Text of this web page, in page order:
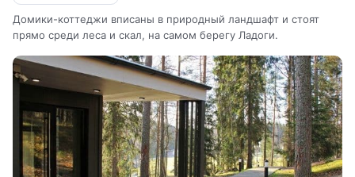
Домики-коттеджи вписаны в природный ландшафт и стоят
прямо среди леса и скал, на самом берегу Ладоги.